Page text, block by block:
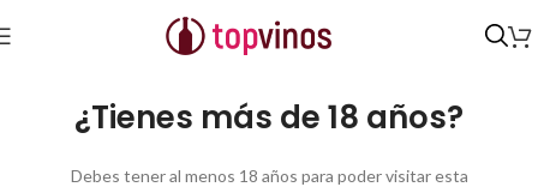
¿Tienes más de 18 años?
Debes tener al menos 18 años para poder visitar esta
Inicio Destilados y licores